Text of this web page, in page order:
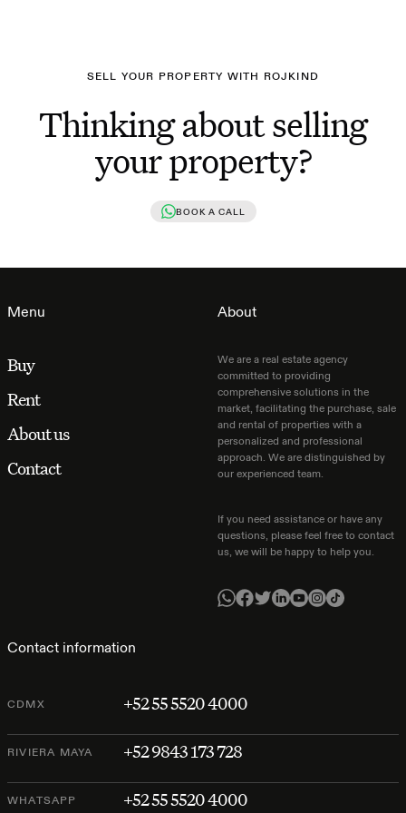
SELL YOUR PROPERTY WITH ROJKIND
Thinking about selling
your property?
BOOK A CALL
Menu
Buy
Rent
About us
Contact
Contact information
CDMX +52 55 5520 4000
RIVIERA MAYA +52 9843 173 728
WHATSAPP +52 55 5520 4000
About
We are a real estate agency
committed to providing
comprehensive solutions in the
market, facilitating the purchase, sale
and rental of properties with a
personalized and professional
approach. We are distinguished by
our experienced team.
If you need assistance or have any
questions, please feel free to contact
us, we will be happy to help you.